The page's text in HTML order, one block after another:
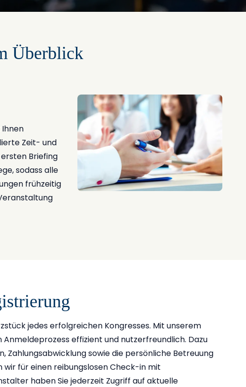
Überblick
Zeit- und
Briefing
sodass alle
frühzeitig
jedes erfolgreichen Kongresses. Mit unserem
effizient und nutzerfreundlich. Dazu
Zahlungsabwicklung sowie die persönliche Betreuung
für einen reibungslosen Check-in mit
haben Sie jederzeit Zugriff auf aktuelle